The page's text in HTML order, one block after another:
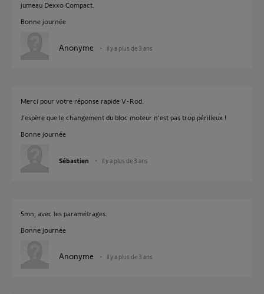
jumeau Dexxo Compact.
Bonne journée
Anonyme il y a plus de 3 ans
Merci pour votre réponse rapide V-Rod.
J'espère que le changement du bloc moteur n'est pas trop périlleux !
Bonne journée
Sébastien il y a plus de 3 ans
5mn, avec les paramétrages.
Bonne journée
Anonyme il y a plus de 3 ans